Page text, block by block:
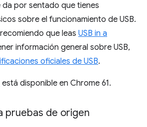
da por sentado que tienes
sobre el funcionamiento de USB.
que leas USB in a
información general sobre USB,
oficiales de USB.
está disponible en Chrome 61.
pruebas de origen